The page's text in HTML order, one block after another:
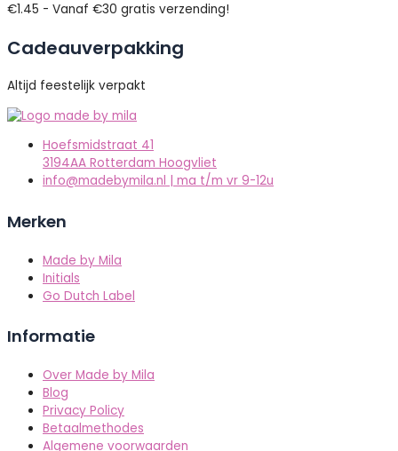
€1.45 - Vanaf €30 gratis verzending!
Cadeauverpakking
Altijd feestelijk verpakt
Hoefsmidstraat 41
3194AA Rotterdam Hoogvliet
info@madebymila.nl | ma t/m vr 9-12u
Merken
Made by Mila
Initials
Go Dutch Label
Informatie
Over Made by Mila
Blog
Privacy Policy
Betaalmethodes
Algemene voorwaarden